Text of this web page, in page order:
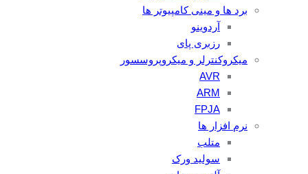
برد ها و مینی کامپیوتر ها
آردوینو
رزبری پای
میکروکنترلر و میکروپروسسور
AVR
ARM
FPJA
نرم افزار ها
متلب
سولید ورک